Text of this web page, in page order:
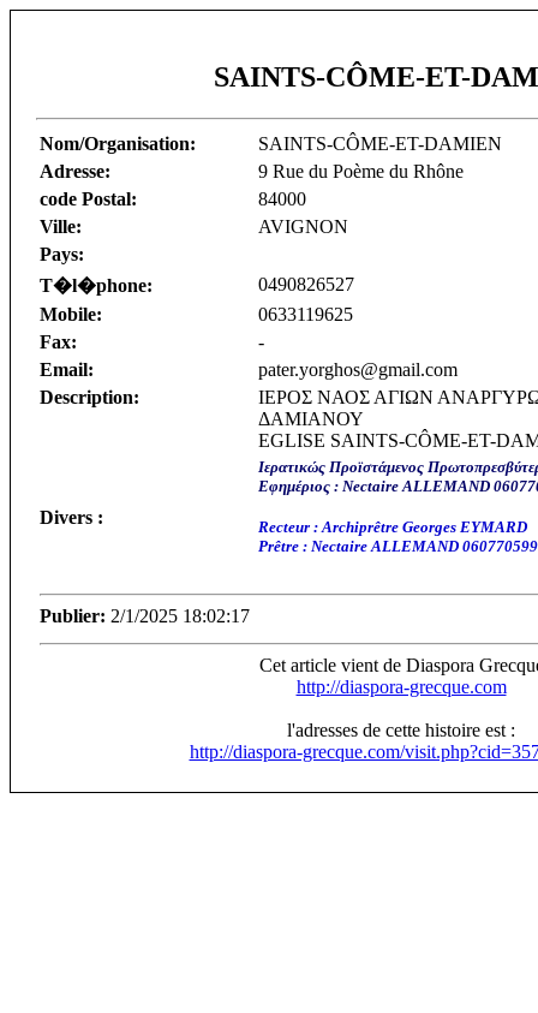
SAINTS-CÔME-ET-
Nom/Organisation:
SAINTS-CÔME-ET-DAMIEN
Adresse:
9 Rue du Poème du Rhône
code Postal:
84000
Ville:
AVIGNON
Pays:
T�l�phone:
0490826527
Mobile:
0633119625
Fax:
-
Email:
pater.yorghos@gmail.com
Description:
ΙΕΡΟΣ ΝΑΟΣ ΑΓΙΩΝ
ΔΑΜΙΑΝΟΥ
EGLISE SAINTS-CÔME-ET-
Divers :
Ιερατικώς Προïστάμενος
Εφημέριος : Nectaire ALLEMAND
Recteur : Archiprêtre Georges EYMARD
Prêtre : Nectaire ALLEMAND
Publier: 2/1/2025 18:02:17
Cet article vient de Diaspora
http://diaspora-grecque.com
l'adresses de cette histoire est :
http://diaspora-grecque.com/